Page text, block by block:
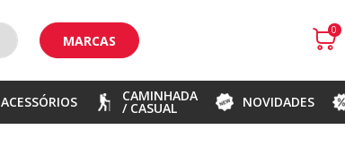
MARCAS
0
ACESSÓRIOS CAMINHADA
/ CASUAL NOVIDADES